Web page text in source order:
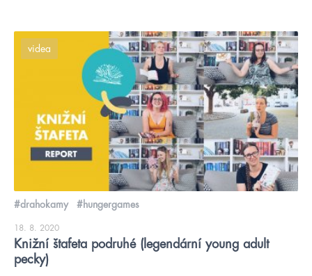
videa
#drahokamy #hungergames
18. 8. 2020
Knižní štafeta podruhé (legendární young adult
pecky)